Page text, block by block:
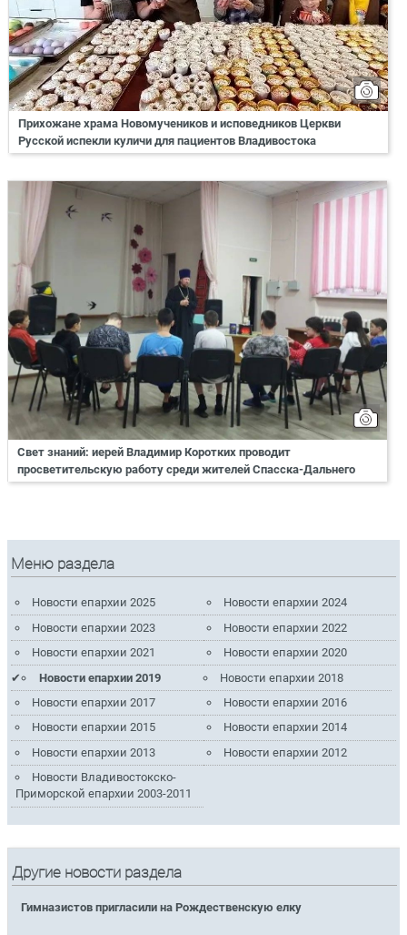
Прихожане храма Новомучеников и исповедников Церкви
Русской испекли куличи для пациентов Владивостока
Свет знаний: иерей Владимир Коротких проводит
просветительскую работу среди жителей Спасска-Дальнего
Меню раздела
Новости епархии 2025
Новости епархии 2024
Новости епархии 2023
Новости епархии 2022
Новости епархии 2021
Новости епархии 2020
Новости епархии 2019
Новости епархии 2018
Новости епархии 2017
Новости епархии 2016
Новости епархии 2015
Новости епархии 2014
Новости епархии 2013
Новости епархии 2012
Новости Владивостокско-
Приморской епархии 2003-2011
Другие новости раздела
Гимназистов пригласили на Рождественскую елку